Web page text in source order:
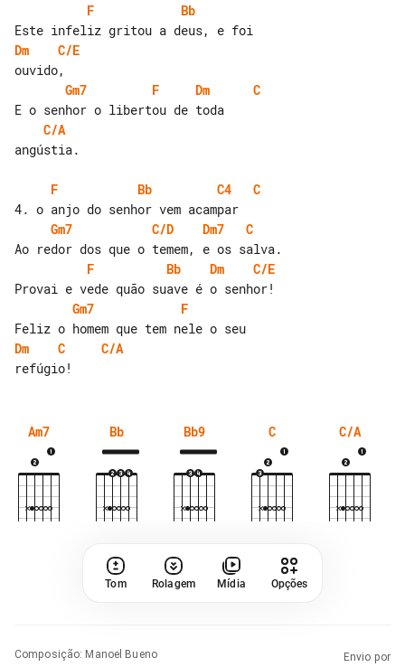
F
Bb
Dm
C/E
Gm7
F Dm
C
C/A
angústia.
F Bb C4
C
Gm7
C/D Dm7
C
F
Bb Dm
C/E
Gm7
F
Dm
C
C/A
Am7 Bb Bb9 C C/A
Tom Rolagem Mídia Opções
Composição: Manoel Bueno
Envio por